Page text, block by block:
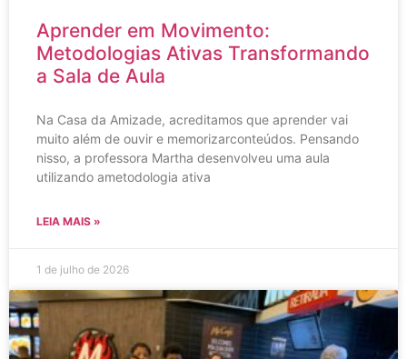
Aprender em Movimento:
Metodologias Ativas Transformando
a Sala de Aula
Na Casa da Amizade, acreditamos que aprender vai
muito além de ouvir e memorizarconteúdos. Pensando
nisso, a professora Martha desenvolveu uma aula
utilizando ametodologia ativa
LEIA MAIS »
1 de julho de 2026